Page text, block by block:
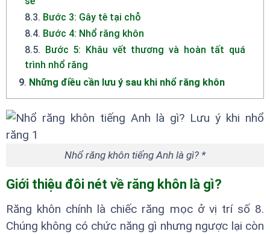
8.3. Bước 3: Gây tê tại chỗ
8.4. Bước 4: Nhổ răng khôn
8.5. Bước 5: Khâu vết thương và hoàn tất quá
trình nhổ răng
9. Những điều cần lưu ý sau khi nhổ răng khôn
Nhổ răng khôn tiếng Anh là gì? *
Giới thiệu đôi nét về răng khôn là gì?
Răng khôn chính là chiếc răng mọc ở vị trí số 8.
Chúng không có chức năng gì nhưng ngược lại còn